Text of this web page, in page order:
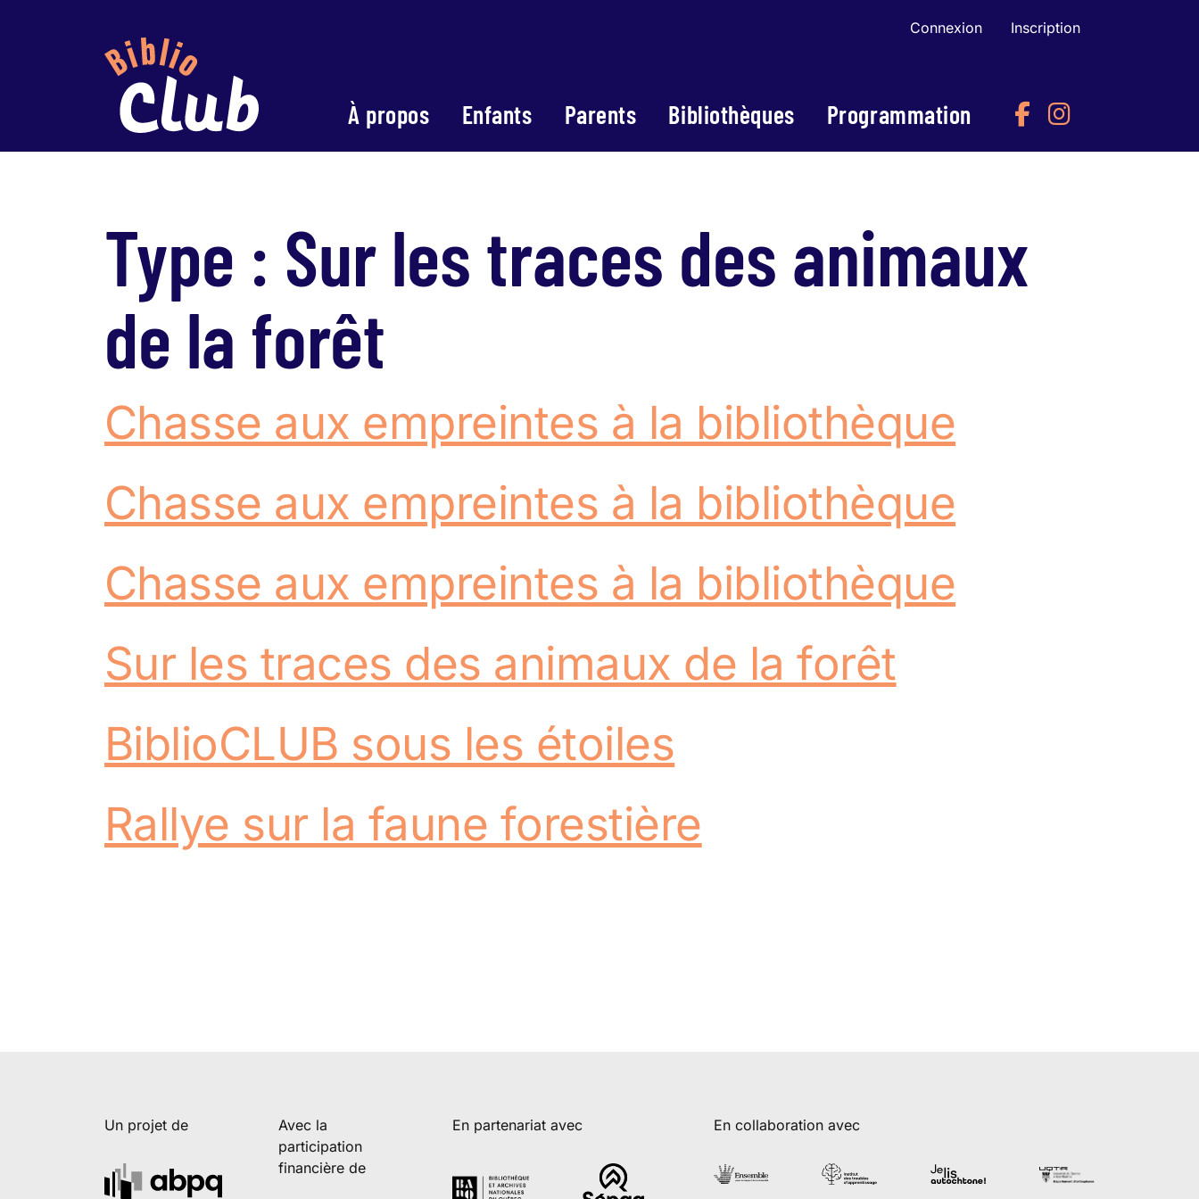
Connexion Inscription
À propos Enfants Parents Bibliothèques Programmation
Type : Sur les traces des animaux
de la forêt
Chasse aux empreintes à la bibliothèque
Chasse aux empreintes à la bibliothèque
Chasse aux empreintes à la bibliothèque
Sur les traces des animaux de la forêt
BiblioCLUB sous les étoiles
Rallye sur la faune forestière
Un projet de
Avec la
participation
financière de
En partenariat avec En collaboration avec